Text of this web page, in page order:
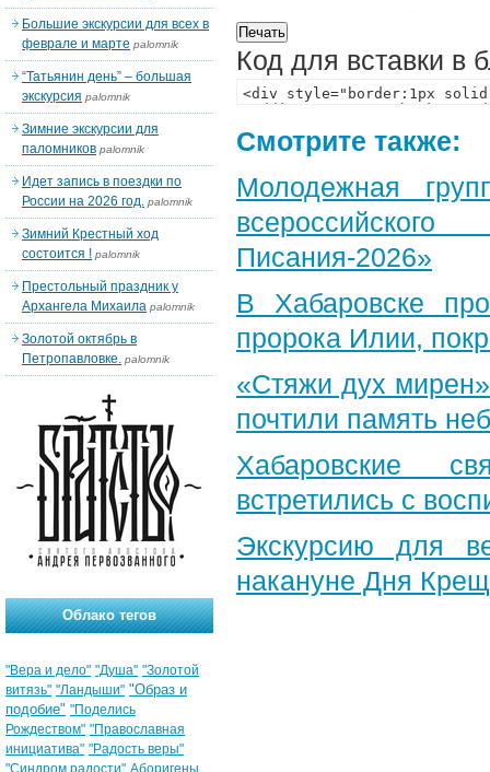
Код для вставки в
Смотрите также:
Молодежная
Писания-2026»
В Хабаровске
пророка Илии,
«Стяжи дух
почтили память
Хабаровские
встретились с
Экскурсию для
накануне Дня
Большие экскурсии для всех в
феврале и марте palomnik
“Татьянин день” – большая
экскурсия palomnik
Зимние экскурсии для
паломников palomnik
Идет запись в поездки по
России на 2026 год. palomnik
Зимний Крестный ход
состоится ! palomnik
Престольный праздник у
Архангела Михаила palomnik
Золотой октябрь в
Петропавловке. palomnik
Облако тегов
"Вера и дело" "Душа" "Золотой
витязь" "Ландыши" "Образ и
подобие" "Поделись
Рождеством" "Православная
инициатива" "Радость веры"
"Синдром радости" Аборигены